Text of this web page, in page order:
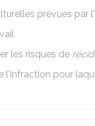
prévues par
les risques de
l'infraction pour